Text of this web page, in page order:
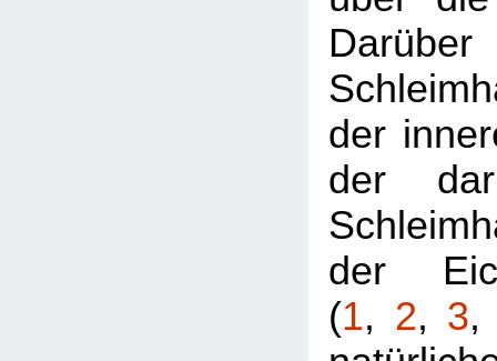
der
der
der
(1, 2, 3